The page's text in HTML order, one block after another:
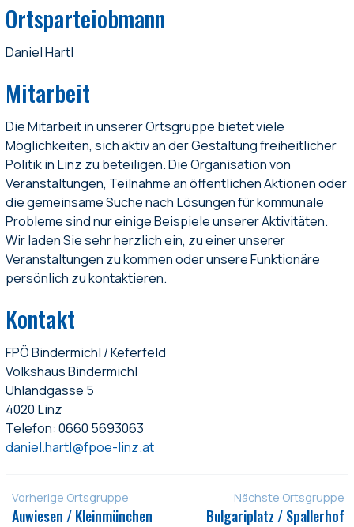
Ortsparteiobmann
Daniel Hartl
Mitarbeit
Die Mitarbeit in unserer Ortsgruppe bietet viele
Möglichkeiten, sich aktiv an der Gestaltung freiheitlicher
Politik in Linz zu beteiligen. Die Organisation von
Veranstaltungen, Teilnahme an öffentlichen Aktionen oder
die gemeinsame Suche nach Lösungen für kommunale
Probleme sind nur einige Beispiele unserer Aktivitäten.
Wir laden Sie sehr herzlich ein, zu einer unserer
Veranstaltungen zu kommen oder unsere Funktionäre
persönlich zu kontaktieren.
Kontakt
FPÖ Bindermichl / Keferfeld
Volkshaus Bindermichl
Uhlandgasse 5
4020 Linz
Telefon: 0660 5693063
daniel.hartl@fpoe-linz.at
Vorherige Ortsgruppe
Auwiesen / Kleinmünchen
Nächste Ortsgruppe
Bulgariplatz / Spallerhof